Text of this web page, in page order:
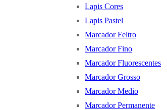
Lapis Cores
Lapis Pastel
Marcador Feltro
Marcador Fino
Marcador Fluorescentes
Marcador Grosso
Marcador Medio
Marcador Permanente